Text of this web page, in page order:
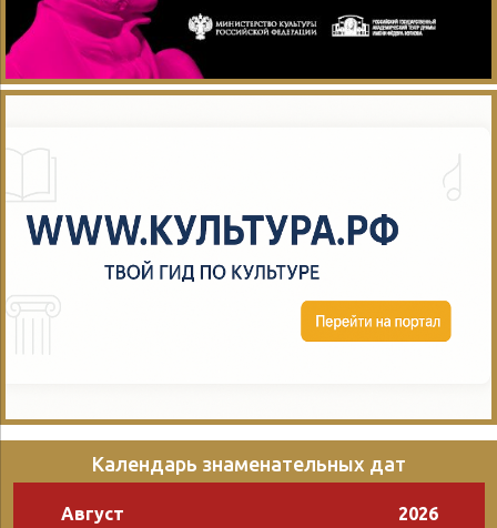
Календарь знаменательных дат
Август 2026